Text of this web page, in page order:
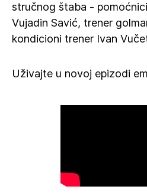
stručnog štaba -
Vujadin Savić, trener
kondicioni trener Ivan
Uživajte u novoj epizodi